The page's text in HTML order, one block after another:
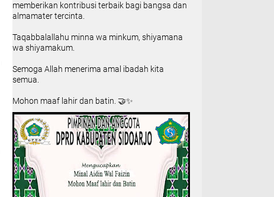
memberikan kontribusi terbaik bagi bangsa dan
almamater tercinta.
Taqabbalallahu minna wa minkum, shiyamana
wa shiyamakum.
Semoga Allah menerima amal ibadah kita
semua.
Mohon maaf lahir dan batin. 🤝✨